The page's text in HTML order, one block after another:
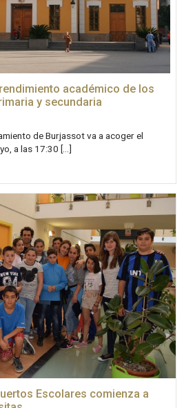
académico de los
y secundaria
de Burjassot va a acoger el
a las 17:30 […]
Escolares comienza a